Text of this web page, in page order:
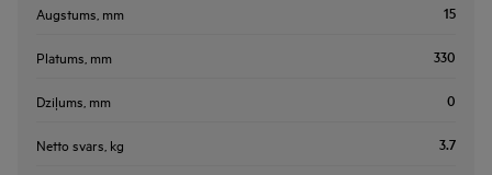
Augstums, mm 15
Platums, mm 330
Dziļums, mm 0
Netto svars, kg 3.7